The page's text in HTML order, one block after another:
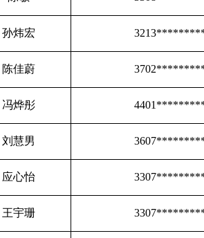
孙炜宏
陈佳蔚
冯烨彤
刘慧男
应心怡
王宇珊